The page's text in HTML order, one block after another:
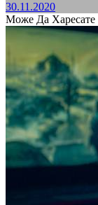
30.11.2020
Може Да Харесате